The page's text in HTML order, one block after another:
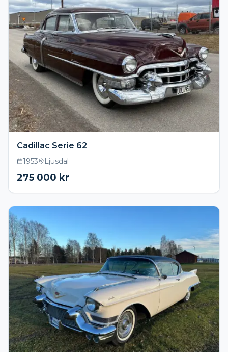
Cadillac Serie 62
1953 Ljusdal
275 000 kr